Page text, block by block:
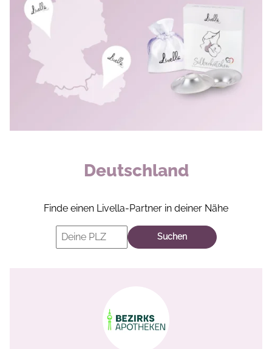
Deutschland
Finde einen Livella-Partner in deiner Nähe
Suchen